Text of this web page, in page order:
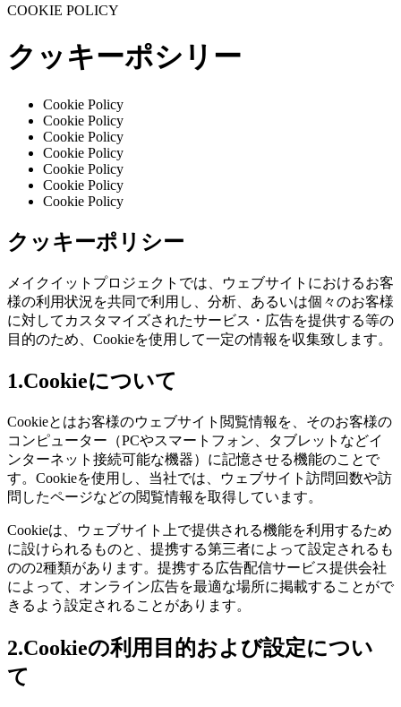
COOKIE POLICY
クッキーポシリー
Cookie Policy
Cookie Policy
Cookie Policy
Cookie Policy
Cookie Policy
Cookie Policy
Cookie Policy
クッキーポリシー
メイクイットプロジェクトでは、ウェブサイトにおけるお客
様の利用状況を共同で利用し、分析、あるいは個々のお客様
に対してカスタマイズされたサービス・広告を提供する等の
目的のため、Cookieを使用して一定の情報を収集致します。
1.Cookieについて
Cookieとはお客様のウェブサイト閲覧情報を、そのお客様の
コンピューター（PCやスマートフォン、タブレットなどイ
ンターネット接続可能な機器）に記憶させる機能のことで
す。Cookieを使用し、当社では、ウェブサイト訪問回数や訪
問したページなどの閲覧情報を取得しています。
Cookieは、ウェブサイト上で提供される機能を利用するため
に設けられるものと、提携する第三者によって設定されるも
のの2種類があります。提携する広告配信サービス提供会社
によって、オンライン広告を最適な場所に掲載することがで
きるよう設定されることがあります。
2.Cookieの利用目的および設定につい
て